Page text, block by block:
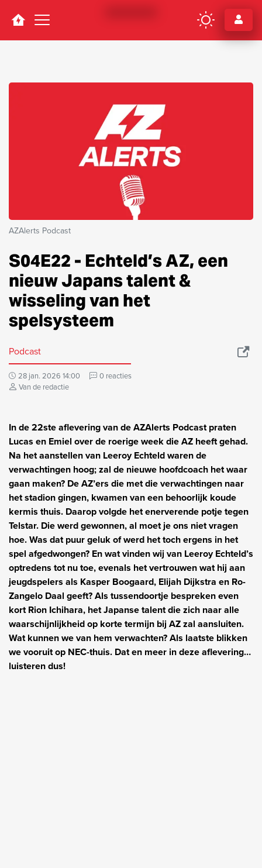
Navigation
AZAlerts Podcast
S04E22 - Echteld’s AZ, een
nieuw Japans talent &
wisseling van het
spelsysteem
Podcast
28 jan. 2026 14:00
0 reacties
Van de redactie
In de 22ste aflevering van de AZAlerts Podcast praten
Lucas en Emiel over de roerige week die AZ heeft gehad.
Na het aanstellen van Leeroy Echteld waren de
verwachtingen hoog; zal de nieuwe hoofdcoach het waar
gaan maken? De AZ’ers die met die verwachtingen naar
het stadion gingen, kwamen van een behoorlijk koude
kermis thuis. Daarop volgde het enerverende potje tegen
Telstar. Die werd gewonnen, al moet je ons niet vragen
hoe. Was dat puur geluk of werd het toch ergens in het
spel afgedwongen? En wat vinden wij van Leeroy Echteld’s
optredens tot nu toe, evenals het vertrouwen wat hij aan
jeugdspelers als Kasper Boogaard, Elijah Dijkstra en Ro-
Zangelo Daal geeft? Als tussendoortje bespreken even
kort Rion Ichihara, het Japanse talent die zich naar alle
waarschijnlijkheid op korte termijn bij AZ zal aansluiten.
Wat kunnen we van hem verwachten? Als laatste blikken
we vooruit op NEC-thuis. Dat en meer in deze aflevering…
luisteren dus!